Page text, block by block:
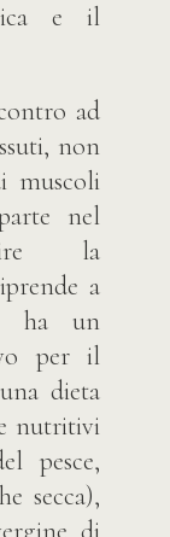
e il
ad
non
muscoli
nel
la
a
ha un
per il
dieta
nutritivi
pesce,
secca),